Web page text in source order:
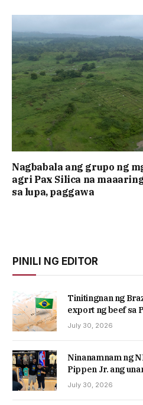
Nagbabala ang grupo ng
agri Pax Silica na
sa lupa, paggawa
PINILI NG EDITOR
Tinitingnan ng
export ng beef sa
July 30, 2026
Ninanamnam ng
Pippen Jr. ang
July 30, 2026